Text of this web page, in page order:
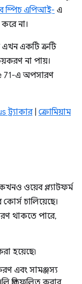
স্পিচ এপিআই- এ
না।
এখন একটি ত্রুটি
না পায়।
71-এ অপসারণ
ট্র্যাকার| ক্রোমিয়াম
ওয়েব প্ল্যাটফর্ম
চালিয়েছে।
থাকতে পারে,
হয়েছে৷
এবং সামঞ্জস্য